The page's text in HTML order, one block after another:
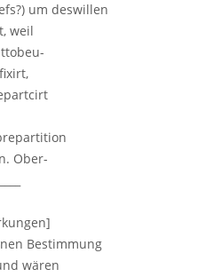
um deswillen
weil
Ober-
Bestimmung
wären